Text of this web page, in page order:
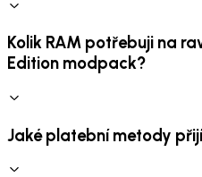
Kolik RAM potřebuji na
Edition modpack?
Jaké platební metody